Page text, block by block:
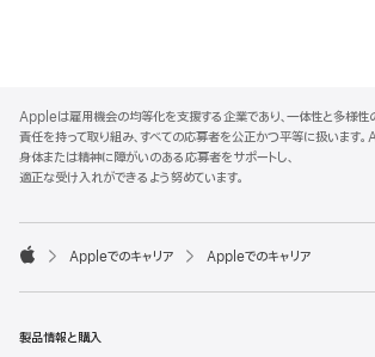
p
p
l
e
o
t
Appleは雇用機会の均等化を支援する企業であり、一体性と多様性
責任を持って取り組み、すべての応募者を公正かつ平等に扱います。
身体または精神に障がいのある応募者をサポートし、
適正な受け入れができるよう努めています。

p
l
Appleでのキャリア Appleでのキャリア
製品情報と購入